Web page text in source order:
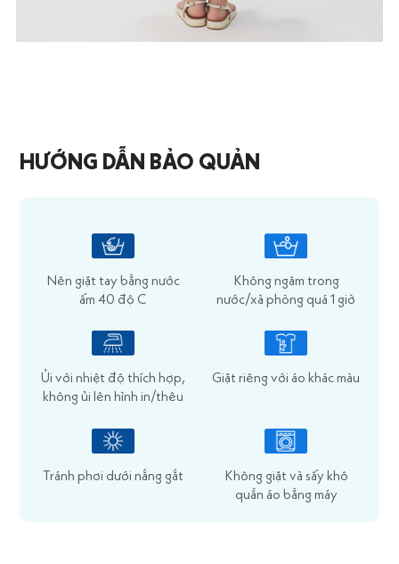
HƯỚNG DẪN BẢO QUẢN
Nên giặt tay bằng nước
ấm 40 độ C
Không ngâm trong
nước/xà phòng quá 1 giờ
Ủi với nhiệt độ thích hợp,
không ủi lên hình in/thêu
Giặt riêng với áo khác màu
Tránh phơi dưới nắng gắt
Không giặt và sấy khô
quần áo bằng máy